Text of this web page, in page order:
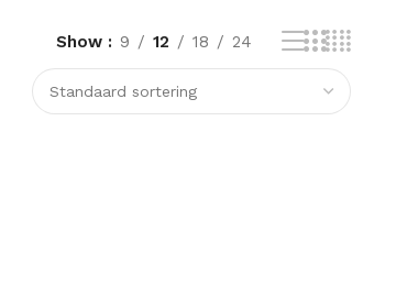
Show 9 12 18 24